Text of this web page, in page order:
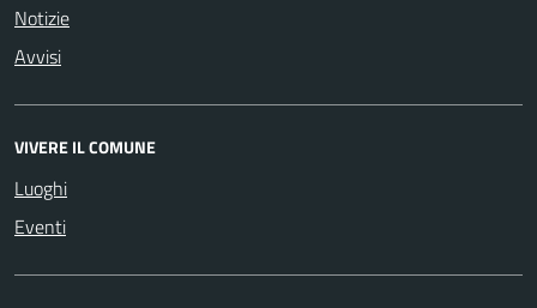
Notizie
Avvisi
VIVERE IL COMUNE
Luoghi
Eventi